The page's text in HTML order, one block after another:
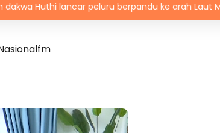
peluru berpandu ke arah Laut Merah